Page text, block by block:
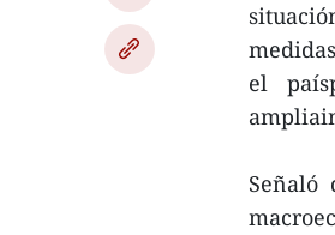
el
Señaló